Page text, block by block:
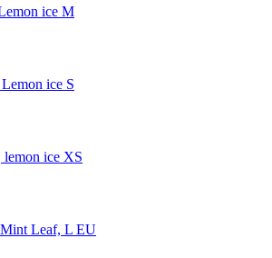
ice M
ice S
ice XS
Leaf, L EU